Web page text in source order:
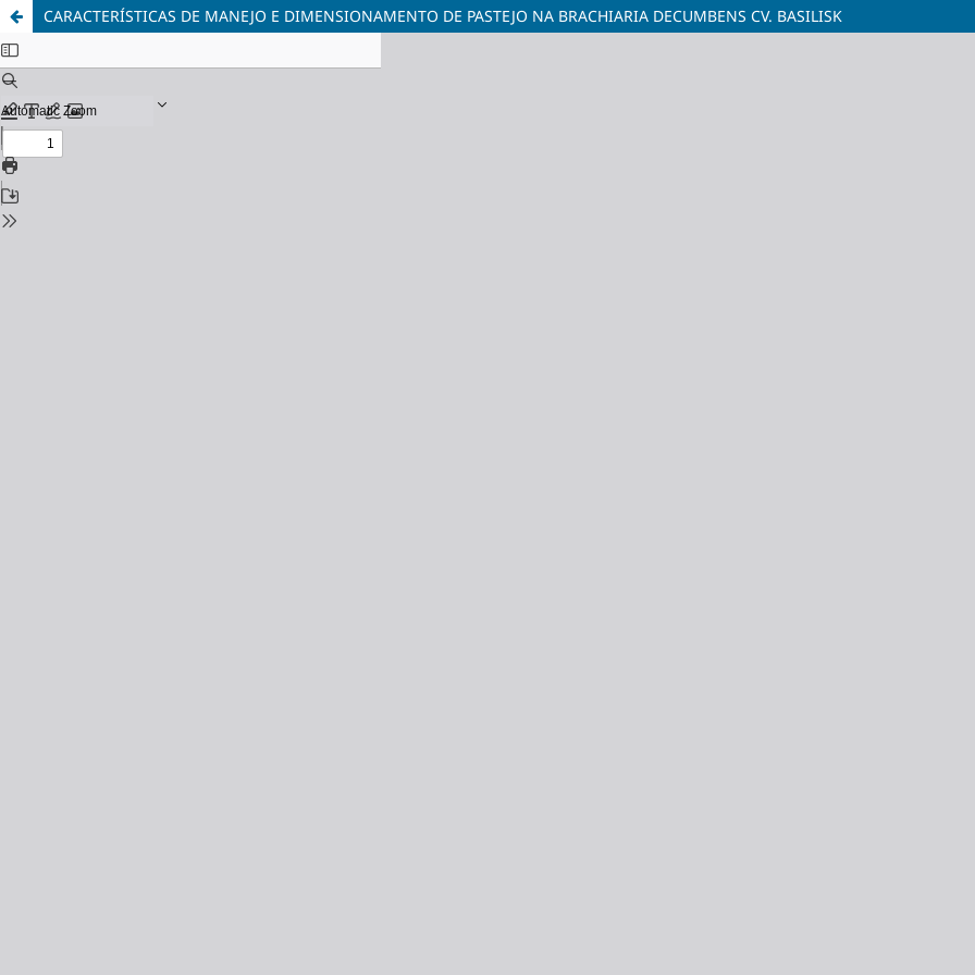
CARACTERÍSTICAS DE MANEJO E DIMENSIONAMENTO DE PASTEJO NA BRACHIARIA DECUMBENS CV. BASILISK